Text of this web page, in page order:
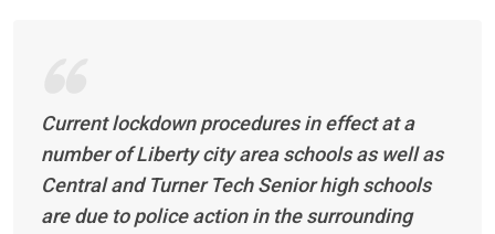
Current lockdown procedures in effect at a
number of Liberty city area schools as well as
Central and Turner Tech Senior high schools
are due to police action in the surrounding